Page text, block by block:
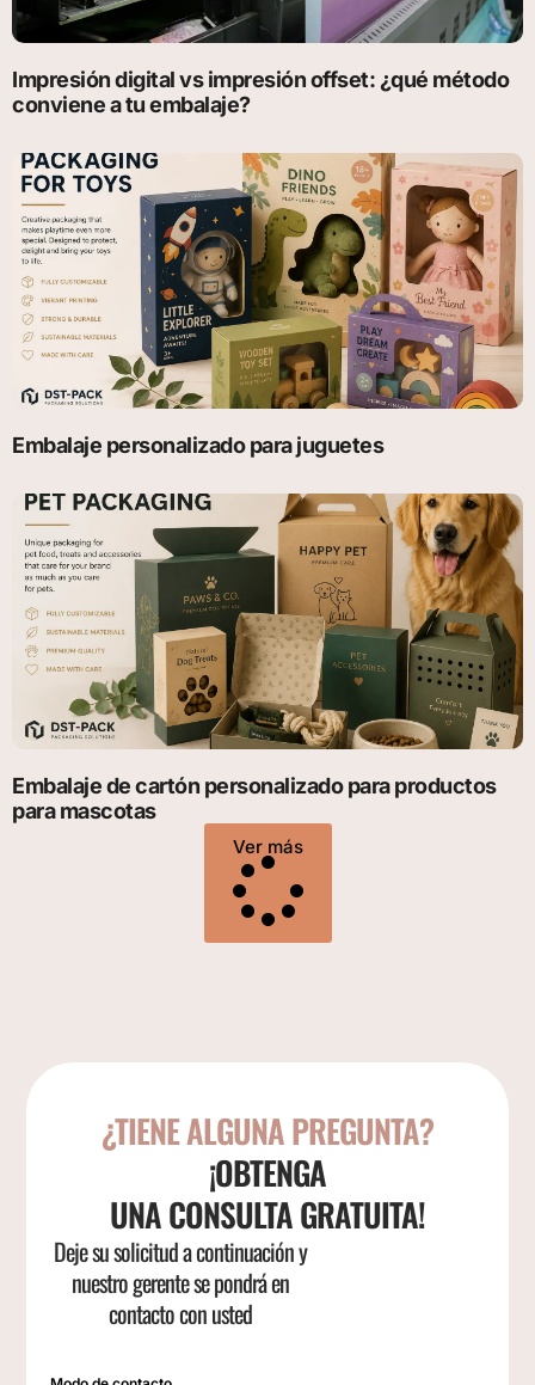
Impresión digital vs impresión offset: ¿qué método
conviene a tu embalaje?
Embalaje personalizado para juguetes
Embalaje de cartón personalizado para productos
para mascotas
Ver más
¿TIENE ALGUNA PREGUNTA?
¡OBTENGA
UNA CONSULTA GRATUITA!
Deje su solicitud a continuación y
nuestro gerente se pondrá en
contacto con usted